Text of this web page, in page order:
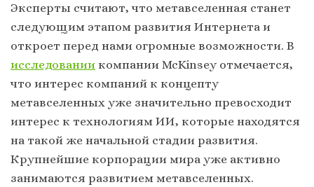
Эксперты считают, что метавселенная станет
следующим этапом развития Интернета и
откроет перед нами огромные возможности. В
исследовании компании McKinsey отмечается,
что интерес компаний к концепту
метавселенных уже значительно превосходит
интерес к технологиям ИИ, которые находятся
на такой же начальной стадии развития.
Крупнейшие корпорации мира уже активно
занимаются развитием метавселенных.